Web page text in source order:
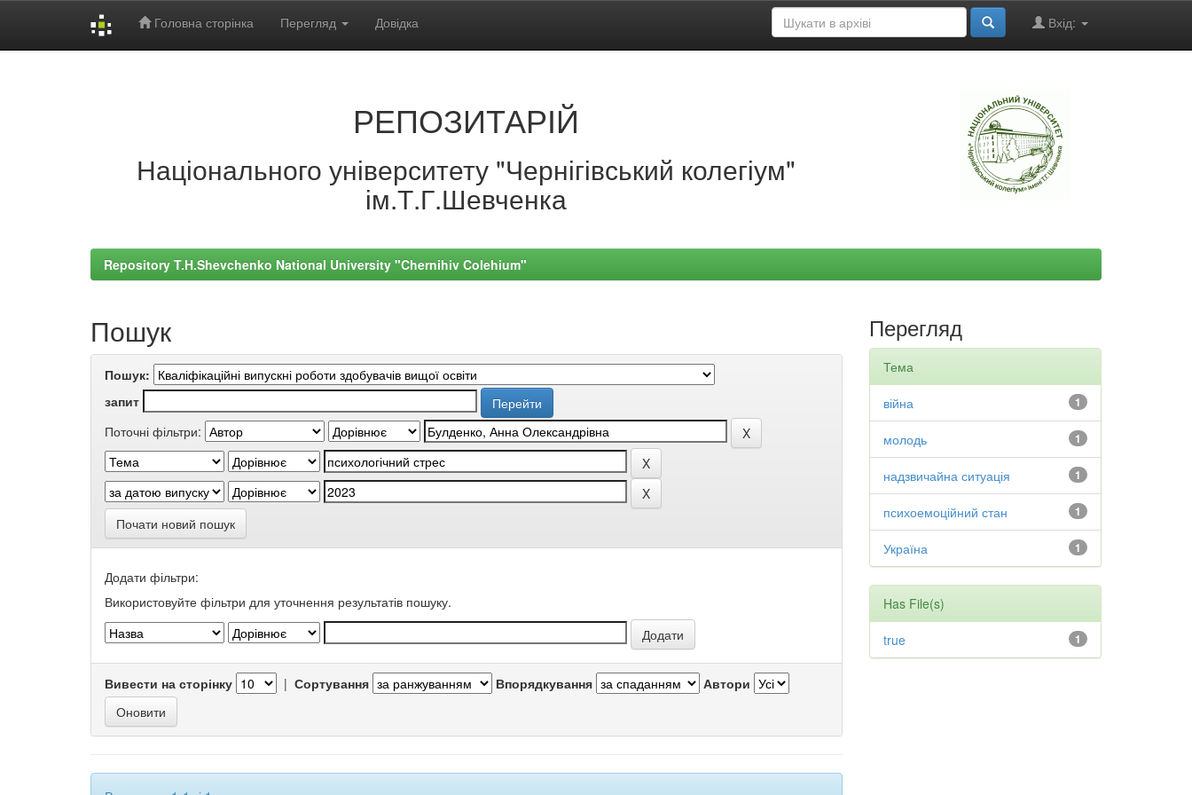
Головна сторінка Перегляд Довідка Вхід:
РЕПОЗИТАРІЙ
Національного університету "Чернігівський колегіум"
ім.Т.Г.Шевченка
Repository T.H.Shevchenko National University "Chernihiv Colehium"
Пошук
Пошук:
запит
Поточні фільтри:
Почати новий пошук
Додати фільтри:
Використовуйте фільтри для уточнення результатів пошуку.
Вивести на сторінку | Сортування Впорядкування Автори
Перегляд
Тема
1
війна
1
молодь
1
надзвичайна ситуація
1
психоемоційний стан
1
Україна
Has File(s)
1
true